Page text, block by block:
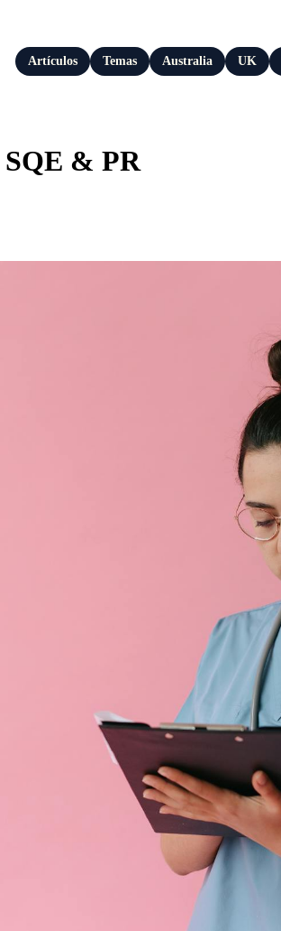
Artículos Temas Australia UK
& PR